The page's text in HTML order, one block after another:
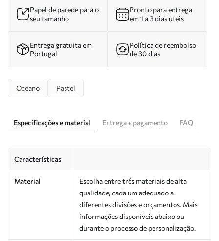
Papel de parede para o
seu tamanho
Pronto para entrega
em 1 a 3 dias úteis
Entrega gratuita em
Portugal
Política de reembolso
de 30 dias
Oceano Pastel
Especificações e material Entrega e pagamento FAQ
Características
Material
Escolha entre três materiais de alta
qualidade, cada um adequado a
diferentes divisões e orçamentos. Mais
informações disponíveis abaixo ou
durante o processo de personalização.